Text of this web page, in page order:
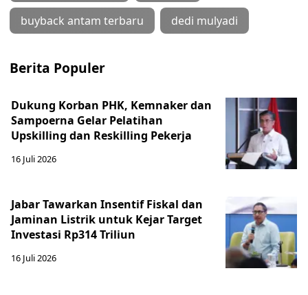
buyback antam terbaru dedi mulyadi
Berita Populer
Dukung Korban PHK, Kemnaker dan
Sampoerna Gelar Pelatihan
Upskilling dan Reskilling Pekerja
16 Juli 2026
Jabar Tawarkan Insentif Fiskal dan
Jaminan Listrik untuk Kejar Target
Investasi Rp314 Triliun
16 Juli 2026